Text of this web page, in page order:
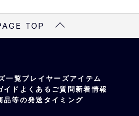
TOP
一覧プレイヤーズアイテム
イド よくあるご質問新着情報
品等の発送タイミング